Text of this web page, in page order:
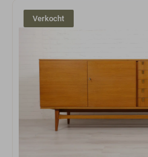
Verkocht